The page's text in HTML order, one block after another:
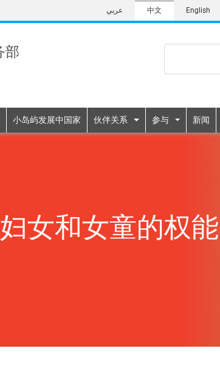
to
عربي 中文 English
部
小岛屿发展中国家 伙伴关系 参与 新闻
女和女童的权能